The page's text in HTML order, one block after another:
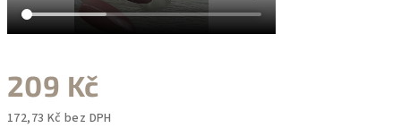
209 Kč
172,73 Kč bez DPH